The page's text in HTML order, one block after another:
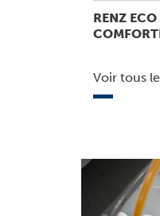
RENZ
Voir tous